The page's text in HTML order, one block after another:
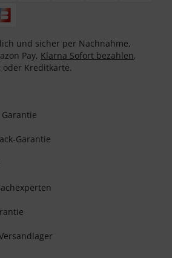
und sicher per Nachnahme,
Pay, Klarna Sofort bezahlen,
oder Kreditkarte.
Garantie